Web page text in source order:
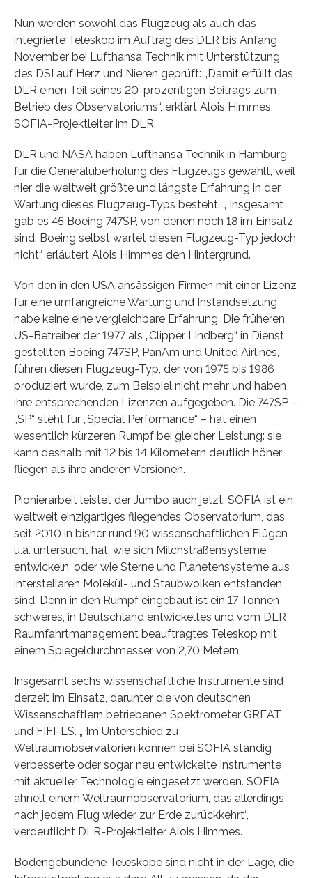
Nun werden sowohl das Flugzeug als auch das
integrierte Teleskop im Auftrag des DLR bis Anfang
November bei Lufthansa Technik mit Unterstützung
des DSI auf Herz und Nieren geprüft: „Damit erfüllt das
DLR einen Teil seines 20-prozentigen Beitrags zum
Betrieb des Observatoriums“, erklärt Alois Himmes,
SOFIA-Projektleiter im DLR.
DLR und NASA haben Lufthansa Technik in Hamburg
für die Generalüberholung des Flugzeugs gewählt, weil
hier die weltweit größte und längste Erfahrung in der
Wartung dieses Flugzeug-Typs besteht. „ Insgesamt
gab es 45 Boeing 747SP, von denen noch 18 im Einsatz
sind. Boeing selbst wartet diesen Flugzeug-Typ jedoch
nicht“, erläutert Alois Himmes den Hintergrund.
Von den in den USA ansässigen Firmen mit einer Lizenz
für eine umfangreiche Wartung und Instandsetzung
habe keine eine vergleichbare Erfahrung. Die früheren
US-Betreiber der 1977 als „Clipper Lindberg“ in Dienst
gestellten Boeing 747SP, PanAm und United Airlines,
führen diesen Flugzeug-Typ, der von 1975 bis 1986
produziert wurde, zum Beispiel nicht mehr und haben
ihre entsprechenden Lizenzen aufgegeben. Die 747SP –
„SP“ steht für „Special Performance“ – hat einen
wesentlich kürzeren Rumpf bei gleicher Leistung: sie
kann deshalb mit 12 bis 14 Kilometern deutlich höher
fliegen als ihre anderen Versionen.
Pionierarbeit leistet der Jumbo auch jetzt: SOFIA ist ein
weltweit einzigartiges fliegendes Observatorium, das
seit 2010 in bisher rund 90 wissenschaftlichen Flügen
u.a. untersucht hat, wie sich Milchstraßensysteme
entwickeln, oder wie Sterne und Planetensysteme aus
interstellaren Molekül- und Staubwolken entstanden
sind. Denn in den Rumpf eingebaut ist ein 17 Tonnen
schweres, in Deutschland entwickeltes und vom DLR
Raumfahrtmanagement beauftragtes Teleskop mit
einem Spiegeldurchmesser von 2,70 Metern.
Insgesamt sechs wissenschaftliche Instrumente sind
derzeit im Einsatz, darunter die von deutschen
Wissenschaftlern betriebenen Spektrometer GREAT
und FIFI-LS. „ Im Unterschied zu
Weltraumobservatorien können bei SOFIA ständig
verbesserte oder sogar neu entwickelte Instrumente
mit aktueller Technologie eingesetzt werden. SOFIA
ähnelt einem Weltraumobservatorium, das allerdings
nach jedem Flug wieder zur Erde zurückkehrt“,
verdeutlicht DLR-Projektleiter Alois Himmes.
Bodengebundene Teleskope sind nicht in der Lage, die